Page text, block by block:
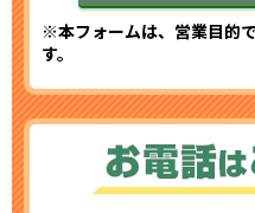
※本フォームは、営業目的
す。